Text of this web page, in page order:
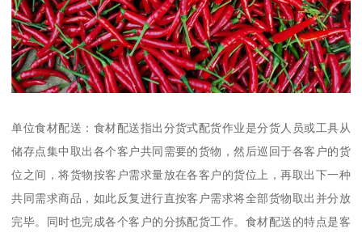
单位食材配送：食材配送指出分货式配货作业是分货人员或工具从
储存点集中取出各个客户共同需要的货物，然后巡回于各客户的货
位之间，将货物按客户需求量放在各客户的货位上，再取出下一种
共同需求商品，如此反复进行直按客户需求将全部货物取出并分放
完毕。同时也完成各个客户的分拣配货工作。食材配送的特点是客